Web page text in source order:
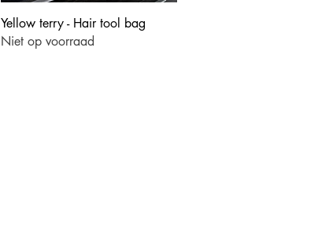
Snel overzicht
Yellow terry - Hair tool bag
Niet op voorraad